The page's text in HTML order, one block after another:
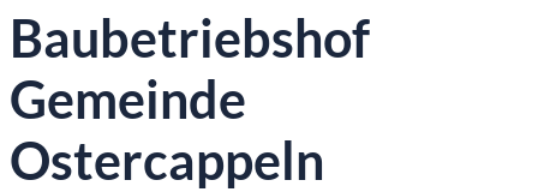
Baubetriebshof
Gemeinde
Ostercappeln